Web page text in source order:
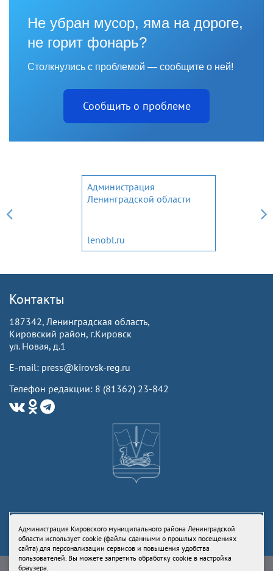
Не убран мусор, яма на дороге,
не горит фонарь?
Столкнулись с проблемой — сообщите о ней!
Сообщить о проблеме
Администрация
Ленинградской области
lenobl.ru
Контакты
187342, Ленинградская область,
Кировский район, г.Кировск
ул. Новая, д.1
E-mail: press@kirovsk-reg.ru
Телефон редакции: 8 (81362) 23-842
Свидетельство Роскомнадзора ЭЛ № ФС77-73336 от 24 июля 2018
Администрация Кировского муниципального района Ленинградской
области использует cookie (файлы сданными о прошлых посещениях
сайта) для персонализации сервисов и повышения удобства
пользователей. Вы можете запретить обработку cookie в настройка
браузера.